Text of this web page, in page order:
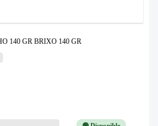
140 GR BRIXO 140 GR